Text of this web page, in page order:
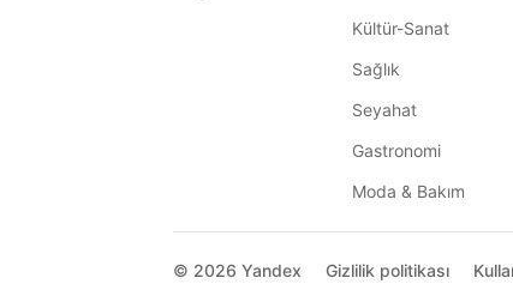
Kültür-Sanat
Sağlık
Seyahat
Gastronomi
Moda & Bakım
© 2026 Yandex Gizlilik politikası